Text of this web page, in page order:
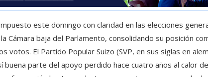
este domingo con claridad en las elecciones
Cámara baja del Parlamento, consolidando su posición
votos. El Partido Popular Suizo (SVP, en sus siglas en
buena parte del apoyo perdido hace cuatro años al calor